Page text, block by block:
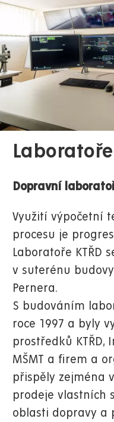
Dopravní
Využití výpočetní
procesu je
Laboratoře KTŘD
v suterénu
Pernera.
S budováním
roce 1997 a byly
prostředků KTŘD,
MŠMT a firem a
přispěly zejména
prodeje vlastních
oblasti dopravy a